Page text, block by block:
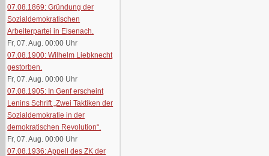
07.08.1869: Gründung der
Sozialdemokratischen
Arbeiterpartei in Eisenach.
Fr, 07. Aug. 00:00 Uhr
07.08.1900: Wilhelm Liebknecht
gestorben.
Fr, 07. Aug. 00:00 Uhr
07.08.1905: In Genf erscheint
Lenins Schrift „Zwei Taktiken der
Sozialdemokratie in der
demokratischen Revolution“.
Fr, 07. Aug. 00:00 Uhr
07.08.1936: Appell des ZK der